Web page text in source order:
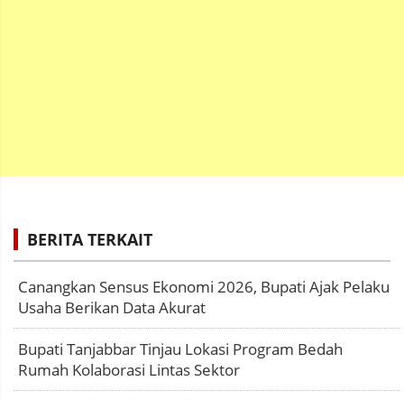
BERITA TERKAIT
Canangkan Sensus Ekonomi 2026, Bupati Ajak Pelaku
Usaha Berikan Data Akurat
Bupati Tanjabbar Tinjau Lokasi Program Bedah
Rumah Kolaborasi Lintas Sektor